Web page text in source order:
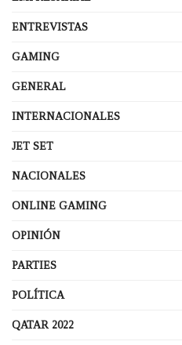
ENTREVISTAS
GAMING
GENERAL
INTERNACIONALES
JET SET
NACIONALES
ONLINE GAMING
OPINIÓN
PARTIES
POLÍTICA
QATAR 2022